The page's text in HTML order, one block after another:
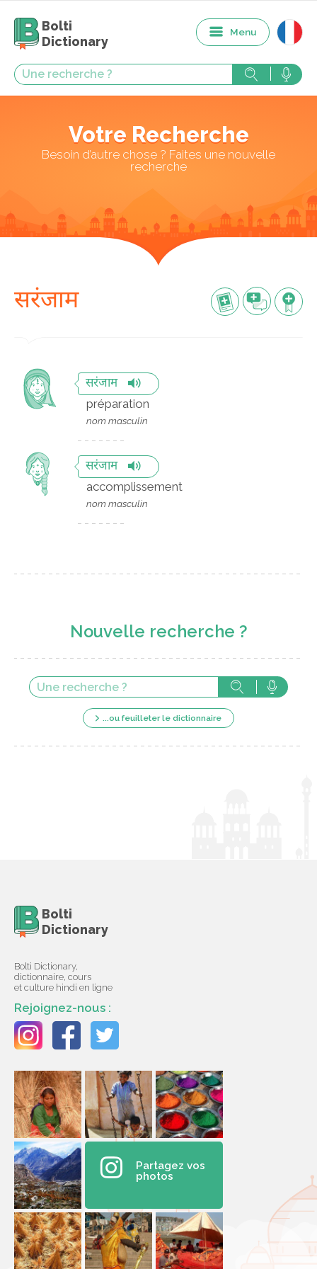
Bolti
Dictionary
Menu
Votre Recherche
Besoin d’autre chose ? Faites une nouvelle
recherche
सरंजाम
सरंजाम
préparation
nom masculin
सरंजाम
accomplissement
nom masculin
Nouvelle recherche ?
...ou feuilleter le dictionnaire
Bolti
Dictionary
Bolti Dictionary,
dictionnaire, cours
et culture hindi en ligne
Rejoignez-nous :
Partagez vos
photos